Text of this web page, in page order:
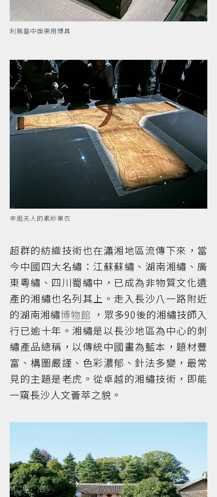
利豨墓中娛樂用博具
辛追夫人的素紗單衣
超群的紡織技術也在瀟湘地區流傳下來，當
今中國四大名繡：江蘇蘇繡、湖南湘繡、廣
東粵繡、四川蜀繡中，已成為非物質文化遺
產的湘繡也名列其上。走入長沙八一路附近
的湖南湘繡博物館 ，眾多90後的湘繡技師入
行已逾十年。湘繡是以長沙地區為中心的刺
繡產品總稱，以傳統中國畫為藍本，題材豐
富、構圖嚴謹、色彩濃郁、針法多變，最常
見的主題是老虎。從卓越的湘繡技術，即能
一窺長沙人文薈萃之貌。